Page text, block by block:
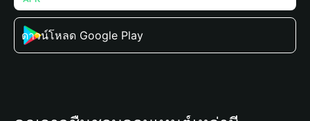
ดาวน์โหลด Google Play